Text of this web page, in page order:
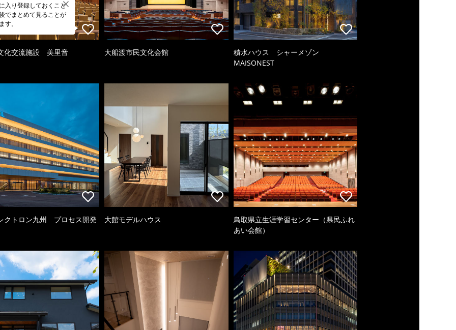
入り登録しておくこと
でまとめて見ることが
す。
化交流施設 美里音 大船渡市民文化会館
積水ハウス シャーメゾン
MAISONEST
クトロン九州 プロセス開発 大館モデルハウス
鳥取県立生涯学習センター（県民ふれ
あい会館）